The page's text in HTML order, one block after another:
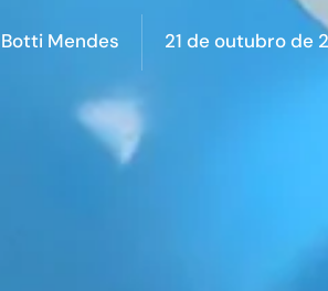
Mendes 21 de outubro de